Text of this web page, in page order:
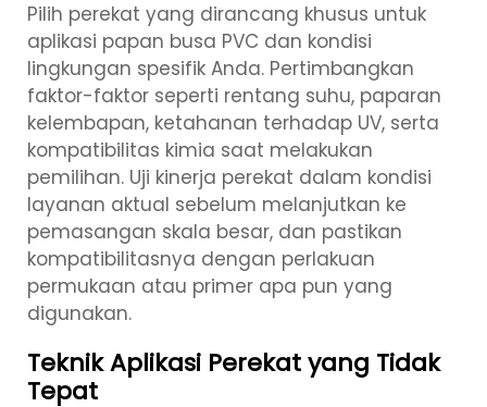
Pilih perekat yang dirancang khusus untuk
aplikasi papan busa PVC dan kondisi
lingkungan spesifik Anda. Pertimbangkan
faktor-faktor seperti rentang suhu, paparan
kelembapan, ketahanan terhadap UV, serta
kompatibilitas kimia saat melakukan
pemilihan. Uji kinerja perekat dalam kondisi
layanan aktual sebelum melanjutkan ke
pemasangan skala besar, dan pastikan
kompatibilitasnya dengan perlakuan
permukaan atau primer apa pun yang
digunakan.
Teknik Aplikasi Perekat yang Tidak
Tepat